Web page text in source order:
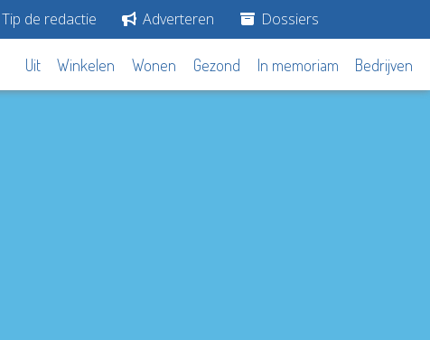
Tip de redactie Adverteren Dossiers
Uit Winkelen Wonen Gezond In memoriam Bedrijven